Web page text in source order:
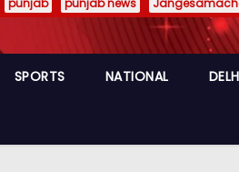
SPORTS NATIONAL